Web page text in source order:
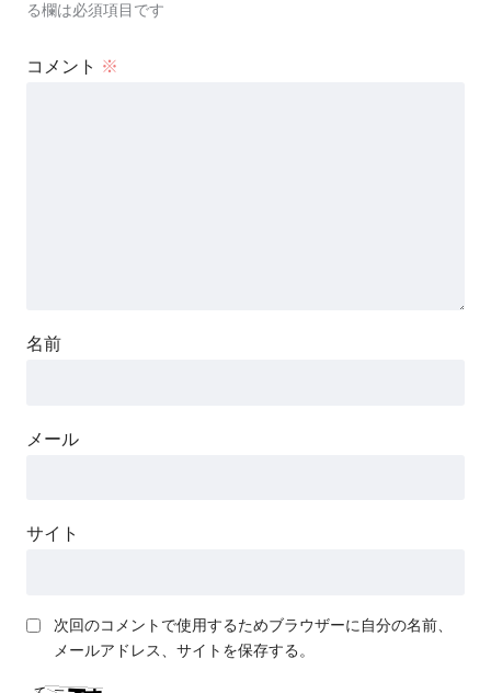
る欄は必須項目です
コメント ※
名前
メール
サイト
次回のコメントで使用するためブラウザーに自分の名前、
メールアドレス、サイトを保存する。